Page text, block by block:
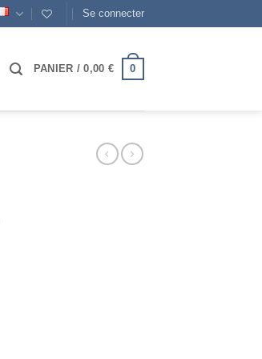
Se connecter
PANIER /0,00 € 0